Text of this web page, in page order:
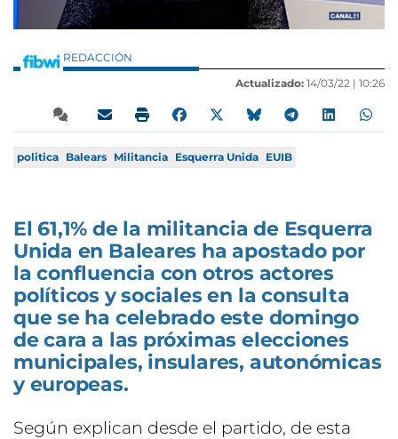
REDACCIÓN
Actualizado: 14/03/22 | 10:26
politica Balears Militancia Esquerra Unida EUIB
El 61,1% de la militancia de Esquerra
Unida en Baleares ha apostado por
la confluencia con otros actores
políticos y sociales en la consulta
que se ha celebrado este domingo
de cara a las próximas elecciones
municipales, insulares, autonómicas
y europeas.
Según explican desde el partido, de esta